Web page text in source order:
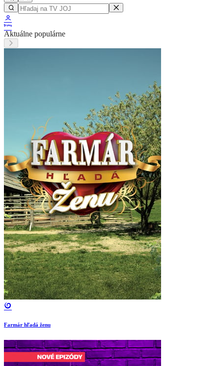
Aktuálne populárne
Farmár hľadá ženu